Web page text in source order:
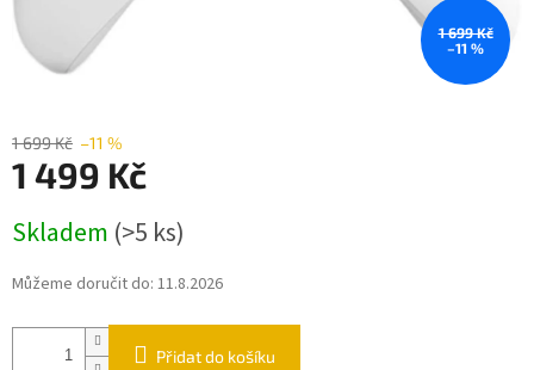
1 699 Kč
–11 %
1 699 Kč –11 %
1 499 Kč
cena:
Skladem (>5 ks)
Můžeme doručit do: 11.8.2026
Přidat do košíku